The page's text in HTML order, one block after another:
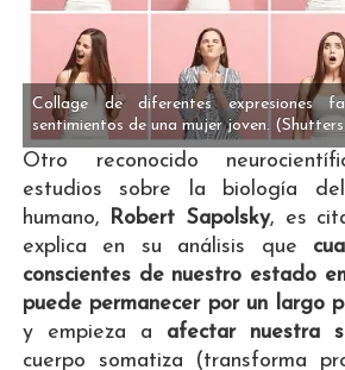
Collage de diferentes expresiones
sentimientos de una mujer joven.
Otro reconocido
estudios sobre la biología del
humano,
Robert Sapolsky, es
explica en su análisis que
conscientes de nuestro estado
puede permanecer por un largo
y empieza a afectar nuestra
cuerpo somatiza (transforma